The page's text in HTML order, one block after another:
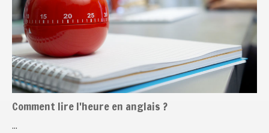
Comment lire l'heure en anglais ?
...